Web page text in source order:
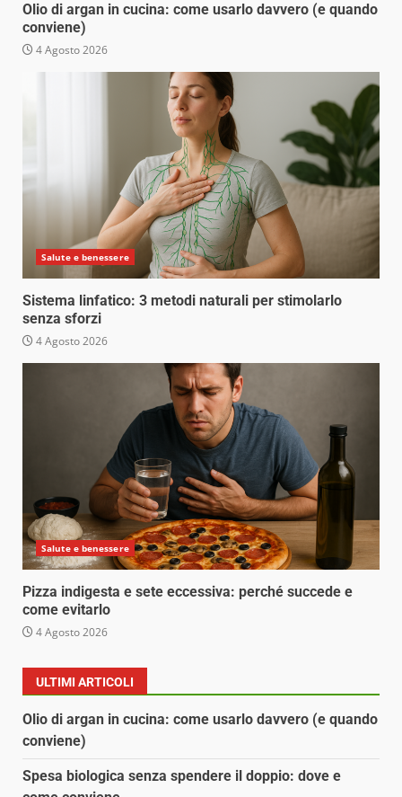
Olio di argan in cucina: come usarlo davvero (e quando
conviene)
4 Agosto 2026
Salute e benessere
Sistema linfatico: 3 metodi naturali per stimolarlo
senza sforzi
4 Agosto 2026
Salute e benessere
Pizza indigesta e sete eccessiva: perché succede e
come evitarlo
4 Agosto 2026
ULTIMI ARTICOLI
Olio di argan in cucina: come usarlo davvero (e quando
conviene)
Spesa biologica senza spendere il doppio: dove e